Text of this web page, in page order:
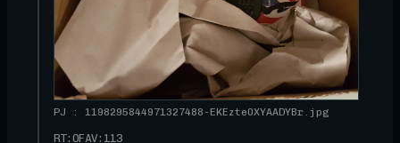
PJ : 1198295844971327488-EKEzte0XYAADYBr.jpg
RT:0FAV: 113